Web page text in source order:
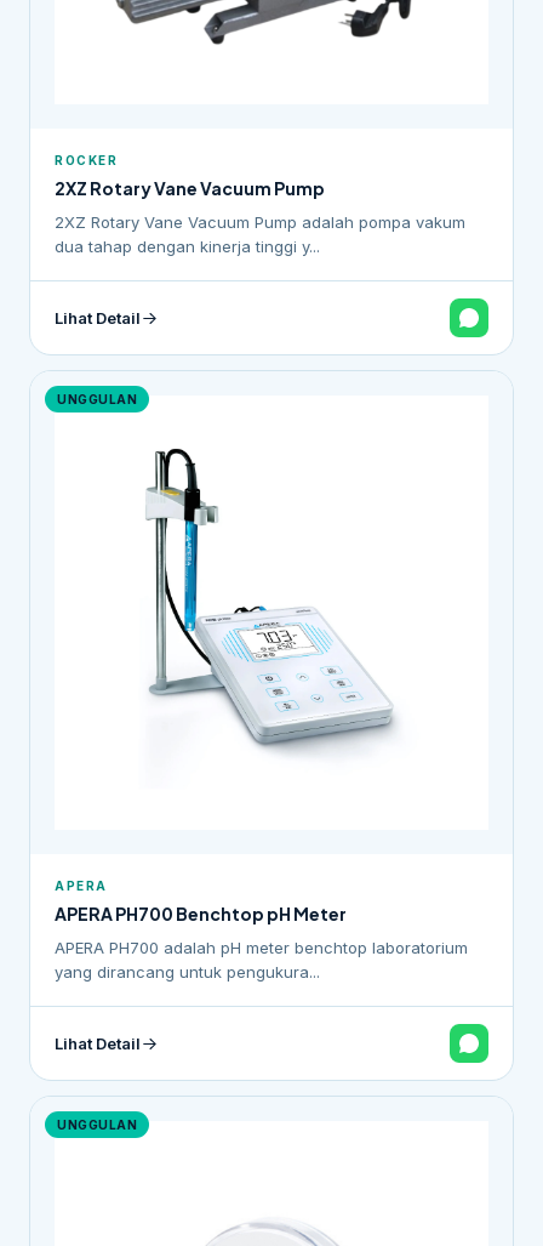
ROCKER
2XZ Rotary Vane Vacuum Pump
2XZ Rotary Vane Vacuum Pump adalah pompa vakum
dua tahap dengan kinerja tinggi y...
Lihat Detail
UNGGULAN
APERA
APERA PH700 Benchtop pH Meter
APERA PH700 adalah pH meter benchtop laboratorium
yang dirancang untuk pengukura...
Lihat Detail
UNGGULAN